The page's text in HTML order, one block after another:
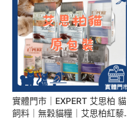
實體門市｜EXPERT 艾思柏 貓
飼料｜無穀貓糧｜艾思柏紅藜